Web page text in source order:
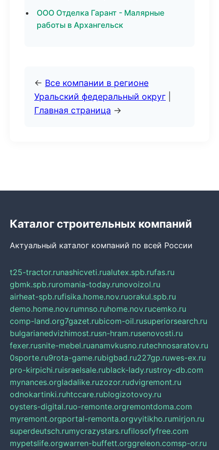
ООО Отделка Гарант - Малярные
работы в Архангельск
← Все компании в регионе
Уральский федеральный округ
Главная страница →
Каталог строительных компаний
Актуальный каталог компаний по всей России
t25-tractor.runashicveti.rualutex.spb.rufas.ru
gbmk.spb.ruromania-today.runovoizol.ru
airheat-spb.rufisika.home.nov.ruorakul.spb.ru
demo.home.nov.rumnso.ruhome.nov.rucemko.ru
comp-land.org7gazet.rubicom-oil.rusuperiorsearch.ru
bulgarianedvizhimost.rusn-hram.rusenovosti.ru
fexer.rusnite-mebel.ruanamvkusno.rutechnosaratov.ru
0sporte.ru9rota-game.rubigbad.ru227gp.ruwes-ex.ru
pro-kirpichi.ruisraelsale.rublack-lady.rustroy-db.com
mynances.orgladalike.ruzozor.rudvigremont.ru
odnokartinki.ruhtccare.rublogizotovoy.ru
oysters-digital.ruo-remonte.orgremontdoma.com
myremont.orgportal-remonta.orgvyitikho.rumirjon.ru
superdeutsch.rumycrazystars.rufilosofyfree.com
mypetslife.orgwarren-buffett.orggreleon.comsp-or.ru